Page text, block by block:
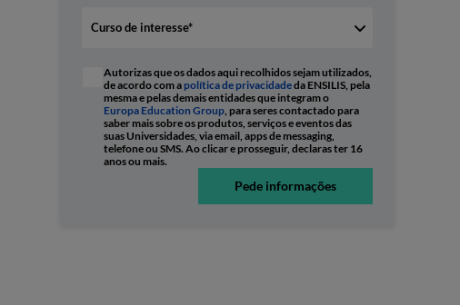
Autorizas que os dados aqui recolhidos sejam utilizados,
de acordo com apolítica de privacidadeda ENSILIS, pela
mesma e pelas demais entidades que integram o
Europa Education Group , para seres contactado para
saber mais sobre os produtos, serviços e eventos das
suas Universidades, via email, apps de messaging,
telefone ou SMS. Ao clicar e prosseguir, declaras ter 16
anos ou mais.
Pede informações